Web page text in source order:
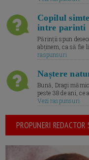
Copilul
intre parinti
Părinții spun
abținem, ca să fie
raspunsuri
Naștere
Bună, Dragi
peste 38 de ani,
Vezi raspunsuri
PROPUNERI REDACTOR